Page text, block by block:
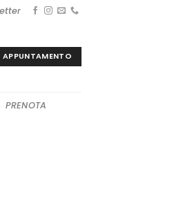
APPUNTAMENTO
PRENOTA